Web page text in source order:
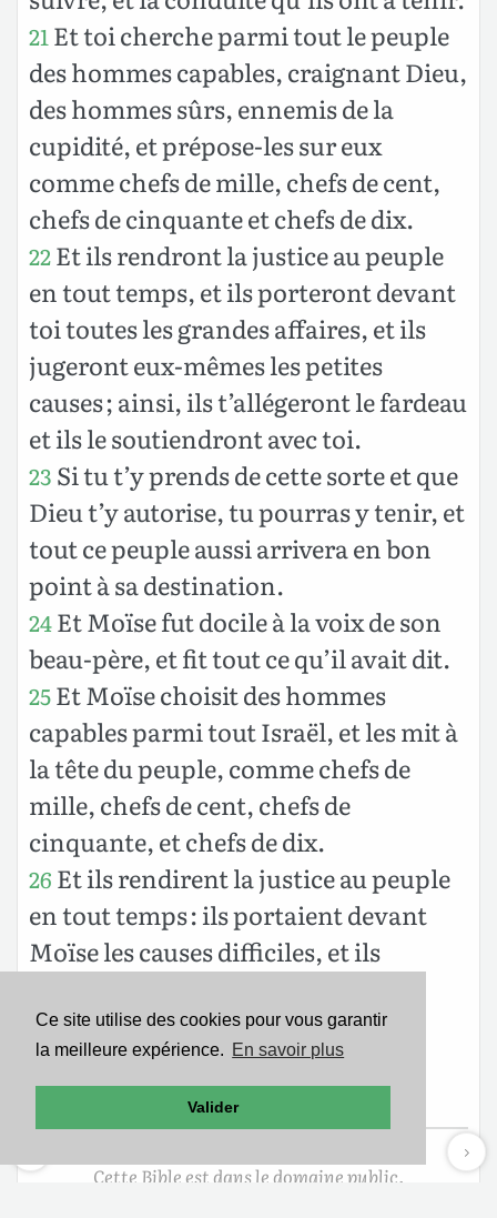
Ce site utilise des cookies pour vous garantir
la meilleure expérience. En savoir plus
Valider
21 Et toi cherche parmi tout le peuple
des hommes capables, craignant Dieu,
des hommes sûrs, ennemis de la
cupidité, et prépose-les sur eux
comme chefs de mille, chefs de cent,
chefs de cinquante et chefs de dix.
22Et ils rendront la justice au peuple
en tout temps, et ils porteront devant
toi toutes les grandes affaires, et ils
jugeront eux-mêmes les petites
causes ; ainsi, ils t’allégeront le fardeau
et ils le soutiendront avec toi.
23 Si tu t’y prends de cette sorte et que
Dieu t’y autorise, tu pourras y tenir, et
tout ce peuple aussi arrivera en bon
point à sa destination.
24Et Moïse fut docile à la voix de son
beau-père, et fit tout ce qu’il avait dit.
25Et Moïse choisit des hommes
capables parmi tout Israël, et les mit à
la tête du peuple, comme chefs de
mille, chefs de cent, chefs de
cinquante, et chefs de dix.
26 Et ils rendirent la justice au peuple
en tout temps : ils portaient devant
Moïse les causes difficiles, et ils
causes.
27Et Moïse prit congé de son beau-
père, qui regagna son pays.
Cette Bible est dans le domaine public.